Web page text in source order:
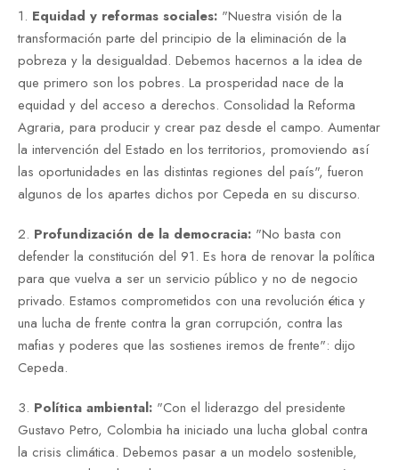
1. Equidad y reformas sociales: "Nuestra visión de la
transformación parte del principio de la eliminación de la
pobreza y la desigualdad. Debemos hacernos a la idea de
que primero son los pobres. La prosperidad nace de la
equidad y del acceso a derechos. Consolidad la Reforma
Agraria, para producir y crear paz desde el campo. Aumentar
la intervención del Estado en los territorios, promoviendo así
las oportunidades en las distintas regiones del país", fueron
algunos de los apartes dichos por Cepeda en su discurso.
2. Profundización de la democracia: "No basta con
defender la constitución del 91. Es hora de renovar la política
para que vuelva a ser un servicio público y no de negocio
privado. Estamos comprometidos con una revolución ética y
una lucha de frente contra la gran corrupción, contra las
mafias y poderes que las sostienes iremos de frente": dijo
Cepeda.
3. Política ambiental: "Con el liderazgo del presidente
Gustavo Petro, Colombia ha iniciado una lucha global contra
la crisis climática. Debemos pasar a un modelo sostenible,